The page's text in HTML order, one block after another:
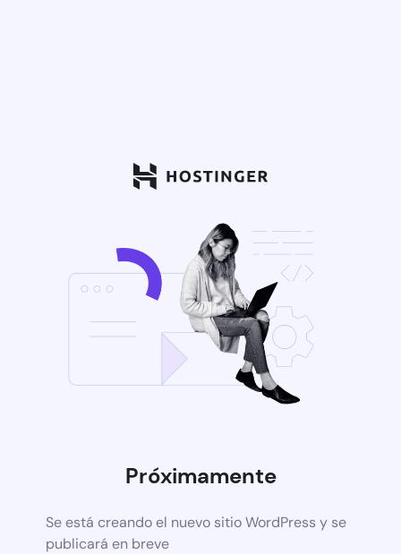
Próximamente
Se está creando el nuevo sitio WordPress y se
publicará en breve